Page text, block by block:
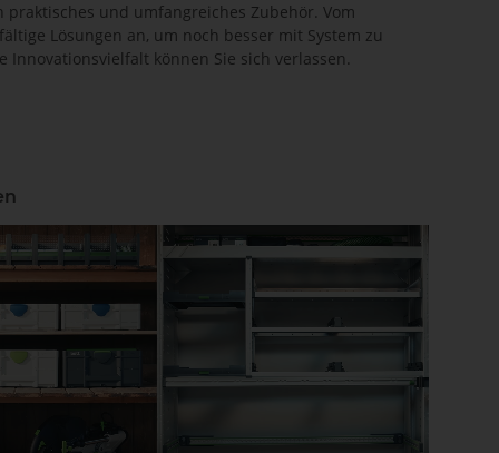
und umfangreiches Zubehör. Vom
Lösungen an, um noch besser mit System zu
können Sie sich verlassen.